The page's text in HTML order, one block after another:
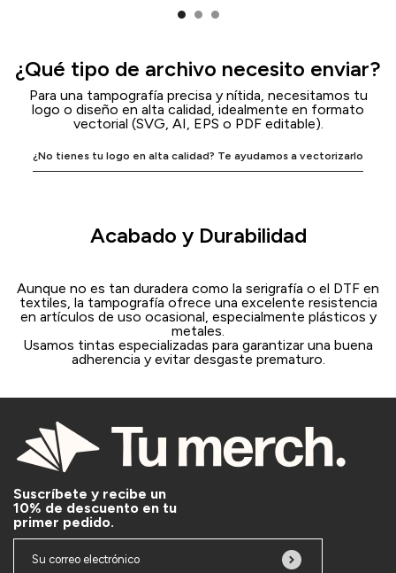
¿Qué tipo de archivo necesito enviar?
Para una tampografía precisa y nítida, necesitamos tu
logo o diseño en alta calidad, idealmente en formato
vectorial (SVG, AI, EPS o PDF editable).​
¿No tienes tu logo en alta calidad? Te ayudamos a vectorizarlo​
Acabado y Durabilidad
Aunque no es tan duradera como la serigrafía o el DTF en
textiles, la tampografía ofrece una excelente resistencia
en artículos de uso ocasional, especialmente plásticos y
metales.​
Usamos tintas especializadas para garantizar una buena
adherencia y evitar desgaste prematuro.​
Suscríbete y recibe un
10% de descuento en tu
primer pedido.